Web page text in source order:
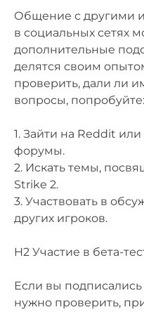
Общение с другими
в социальных сетях
дополнительные
делятся своим
проверить, дали ли
вопросы, попробуйте:
1. Зайти на Reddit
форумы.
2. Искать темы,
Strike 2.
3. Участвовать в
других игроков.
H2 Участие в бета-
Если вы подписались
нужно проверить,